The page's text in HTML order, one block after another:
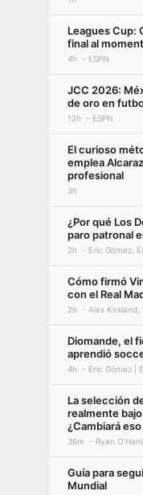
Leagues Cup:
final al
4h ESPN
JCC 2026:
de oro en
12h ESPN
El curioso
emplea
profesional
3h
¿Por qué Los
paro patronal
2h Eric Gómez,
Cómo firmó
con el Real
2h Alex Kirkland,
Diomande, el
aprendió
4h Eric Gómez |
La selección
realmente
¿Cambiará
36m Ryan
Guía para
Mundial